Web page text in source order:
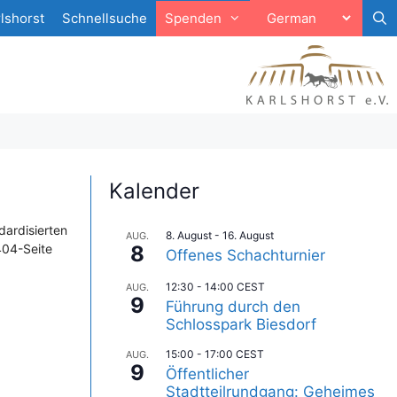
Schnellsuche Spenden
Seite
Kalender
AUG.
8
8. August - 16. August
Offenes Schachturnier
AUG.
9
12:30 - 14:00 CEST
Führung durch den
Schlosspark Biesdorf
AUG.
9
15:00 - 17:00 CEST
Öffentlicher
Stadtteilrundgang: Geheimes